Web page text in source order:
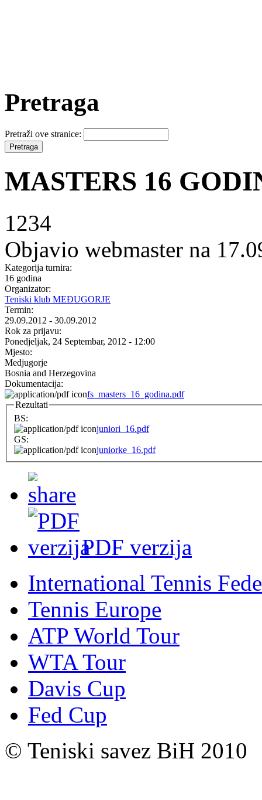
Pretraga
Pretraži ove stranice:
MASTERS 16
1234
Objavio webmaster na
Kategorija turnira:
16 godina
Organizator:
Teniski klub MEĐUGORJE
Termin:
29.09.2012 - 30.09.2012
Rok za prijavu:
Ponedjeljak, 24 Septembar, 2012 - 12:00
Mjesto:
Medjugorje
Bosnia and Herzegovina
Dokumentacija:
fs_masters_16_godina.pdf
Rezultati
BS:
juniori_16.pdf
GS:
juniorke_16.pdf
PDF verzija
International Tennis
Tennis Europe
ATP World Tour
WTA Tour
Davis Cup
Fed Cup
© Teniski savez BiH 2010